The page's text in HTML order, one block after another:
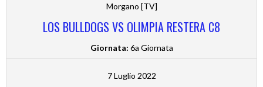
Morgano [TV]
LOS BULLDOGS VS OLIMPIA RESTERA C8
Giornata: 6a Giornata
7 Luglio 2022